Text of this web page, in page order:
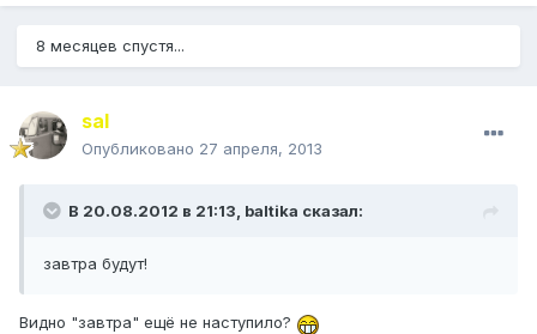
8 месяцев спустя...
saI
Опубликовано 27 апреля, 2013
В 20.08.2012 в 21:13, baltika сказал:
завтра будут!
Видно "завтра" ещё не наступило?